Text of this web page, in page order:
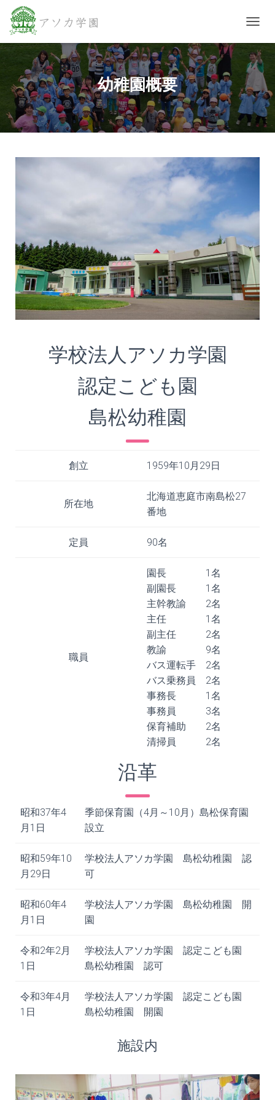
幼稚園概要
学校法人アソカ学園
認定こども園
島松幼稚園
創立 1959年10月29日
所在地
北海道恵庭市南島松27
番地
定員 90名
職員
園長 1名
副園長 1名
主幹教諭 2名
主任 1名
副主任 2名
教諭 9名
バス運転手 2名
バス乗務員 2名
事務長 1名
事務員 3名
保育補助 2名
清掃員 2名
沿革
昭和37年4
月1日
季節保育園（4月～10月）島松保育園
設立
昭和59年10
月29日
学校法人アソカ学園 島松幼稚園 認
可
昭和60年4
月1日
学校法人アソカ学園 島松幼稚園 開
園
令和2年2月
1日
学校法人アソカ学園 認定こども園
島松幼稚園 認可
令和3年4月
1日
学校法人アソカ学園 認定こども園
島松幼稚園 開園
施設内